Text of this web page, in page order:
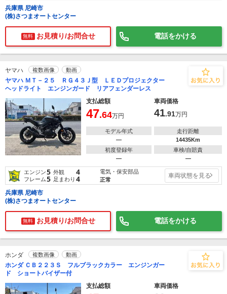
兵庫県 尼崎市
(株)さつまオートセンター
無料 お見積り/お問合せ 電話をかける
ヤマハ 複数画像 動画
ヤマハ ＭＴ－２５ ＲＧ４３Ｊ型 ＬＥＤプロジェクター
ヘッドライト エンジンガード リアフェンダーレス
支払総額
車両価格
47.64万円 41.91万円
モデル年式
―
走行距離
14435Km
初度登録年
―
車検/自賠責
―
エンジン5 外観 4
フレーム5 足まわり 4
電気・保安部品
正常
車両状態を見る
兵庫県 尼崎市
(株)さつまオートセンター
無料 お見積り/お問合せ 電話をかける
ホンダ 複数画像 動画
ホンダ ＣＢ２２３Ｓ フルブラックカラー エンジンガー
ド ショートバイザー付
支払総額
車両価格